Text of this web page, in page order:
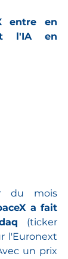
entre en
l'IA en
du mois
a fait
(ticker
l'Euronext
un prix